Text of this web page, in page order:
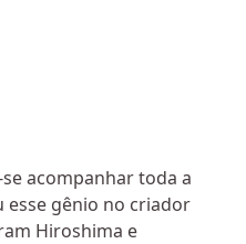
acompanhar toda a
gênio no criador
Hiroshima e